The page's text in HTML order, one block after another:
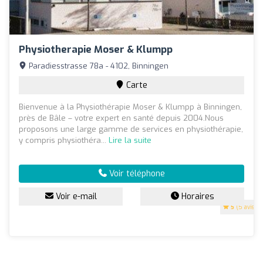
Physiotherapie Moser & Klumpp
5 (5 avis)
Paradiesstrasse 78a - 4102, Binningen
Carte
Bienvenue à la Physiothérapie Moser & Klumpp à Binningen,
près de Bâle – votre expert en santé depuis 2004.Nous
proposons une large gamme de services en physiothérapie,
y compris physiothéra... Lire la suite
Voir téléphone
Voir e-mail Horaires